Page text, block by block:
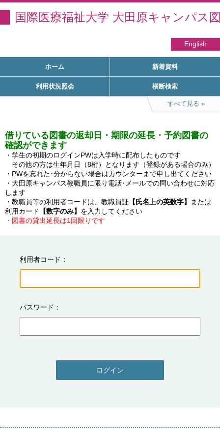
国際医療福祉大学 大田原キャンパス
English
ホーム 新着資料
利用状況照会 横断検索
すべて見る
借りている図書の返却日・期限の延長・予約図書の
確認ができます
・学生の初期のログインPWは入学時に配布したものです
その他の方は生年月日（8桁）となります（登録がある場合のみ）
・PWを忘れた･分からない場合はカウンターまで申し出てください
・大田原キャンパス教職員に限り電話･メールでの問い合わせに対応
します
・教職員等の利用者コードは、教職員証 【氏名上の英数字】
または
利用カード
【数字のみ】
・図書の貸出延長は1回限りです
利用者コード
パスワード
ログイン